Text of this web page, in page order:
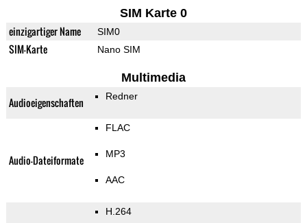
SIM Karte 0
einzigartiger Name SIM0
SIM-Karte Nano SIM
Multimedia
Audioeigenschaften Redner
Audio-Dateiformate
FLAC
MP3
AAC
H.264